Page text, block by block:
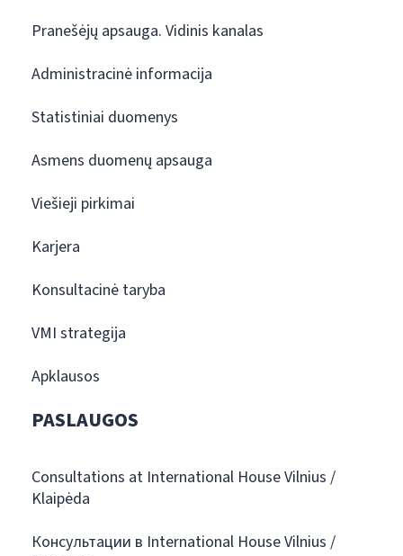
Pranešėjų apsauga. Vidinis kanalas
Administracinė informacija
Statistiniai duomenys
Asmens duomenų apsauga
Viešieji pirkimai
Karjera
Konsultacinė taryba
VMI strategija
Apklausos
PASLAUGOS
Consultations at International House Vilnius /
Klaipėda
Консультации в International House Vilnius /